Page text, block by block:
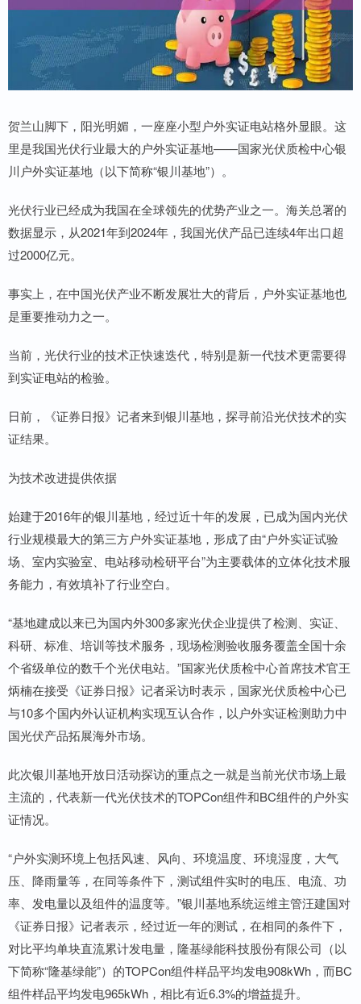
贺兰山脚下，阳光明媚，一座座小型户外实证电站格外显眼。这
里是我国光伏行业最大的户外实证基地——国家光伏质检中心银
川户外实证基地（以下简称“银川基地”）。
光伏行业已经成为我国在全球领先的优势产业之一。海关总署的
数据显示，从2021年到2024年，我国光伏产品已连续4年出口超
过2000亿元。
事实上，在中国光伏产业不断发展壮大的背后，户外实证基地也
是重要推动力之一。
当前，光伏行业的技术正快速迭代，特别是新一代技术更需要得
到实证电站的检验。
日前，《证券日报》记者来到银川基地，探寻前沿光伏技术的实
证结果。
为技术改进提供依据
始建于2016年的银川基地，经过近十年的发展，已成为国内光伏
行业规模最大的第三方户外实证基地，形成了由“户外实证试验
场、室内实验室、电站移动检研平台”为主要载体的立体化技术服
务能力，有效填补了行业空白。
“基地建成以来已为国内外300多家光伏企业提供了检测、实证、
科研、标准、培训等技术服务，现场检测验收服务覆盖全国十余
个省级单位的数千个光伏电站。”国家光伏质检中心首席技术官王
炳楠在接受《证券日报》记者采访时表示，国家光伏质检中心已
与10多个国内外认证机构实现互认合作，以户外实证检测助力中
国光伏产品拓展海外市场。
此次银川基地开放日活动探访的重点之一就是当前光伏市场上最
主流的，代表新一代光伏技术的TOPCon组件和BC组件的户外实
证情况。
“户外实测环境上包括风速、风向、环境温度、环境湿度，大气
压、降雨量等，在同等条件下，测试组件实时的电压、电流、功
率、发电量以及组件的温度等。”银川基地系统运维主管汪建国对
《证券日报》记者表示，经过近一年的测试，在相同的条件下，
对比平均单块直流累计发电量，隆基绿能科技股份有限公司（以
下简称“隆基绿能”）的TOPCon组件样品平均发电908kWh，而BC
组件样品平均发电965kWh，相比有近6.3%的增益提升。